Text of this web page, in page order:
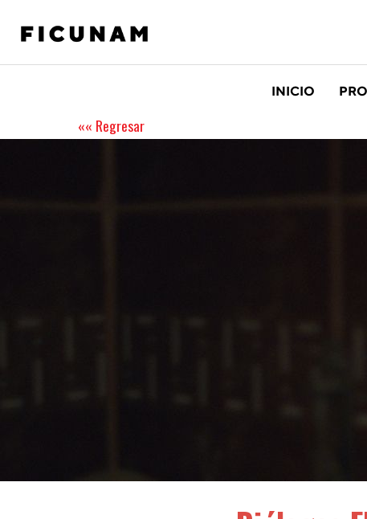
INICIO